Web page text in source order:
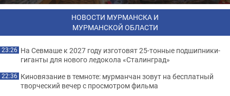
НОВОСТИ МУРМАНСКА И
МУРМАНСКОЙ ОБЛАСТИ
23:26 На Севмаше к 2027 году изготовят 25-тонные подшипники-
гиганты для нового ледокола «Сталинград»
22:36 Киновязание в темноте: мурманчан зовут на бесплатный
творческий вечер с просмотром фильма